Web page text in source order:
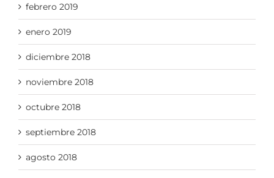
febrero 2019
enero 2019
diciembre 2018
noviembre 2018
octubre 2018
septiembre 2018
agosto 2018